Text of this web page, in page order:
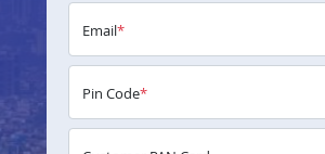
Email*
Pin Code*